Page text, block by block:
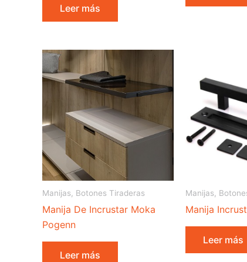
Leer más
Manijas, Botones Tiraderas
Manija De Incrustar Moka
Pogenn
Leer más
Manijas,
Manija
Leer más